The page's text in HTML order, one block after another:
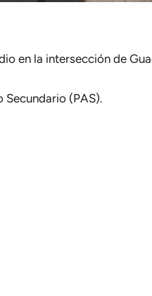
en la intersección de
(PAS).